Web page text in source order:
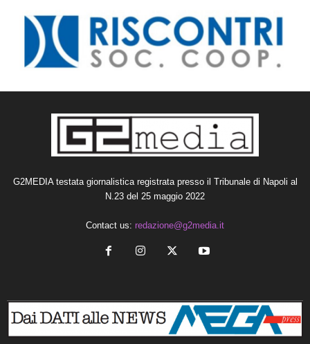
G2MEDIA testata giornalistica registrata presso il Tribunale di Napoli al
N.23 del 25 maggio 2022
Contact us: redazione@g2media.it